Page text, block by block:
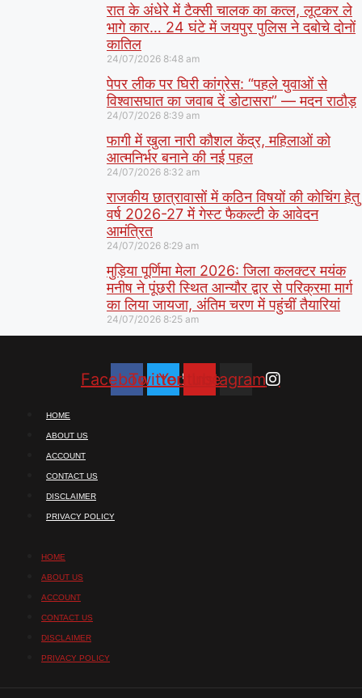
रात के अंधेरे में टैक्सी चालक का कत्ल, लूटकर ले
भागे कार… 24 घंटे में जयपुर पुलिस ने दबोचे दोनों
कातिल
24/07/2026 8:48 am
पेपर लीक पर घिरी कांग्रेस: “पहले युवाओं से
विश्वासघात का जवाब दें डोटासरा” — मदन राठौड़
24/07/2026 8:39 am
फागी में खुला नारी कौशल केंद्र, महिलाओं को
आत्मनिर्भर बनाने की नई पहल
24/07/2026 8:32 am
राजकीय छात्रावासों में कठिन विषयों की कोचिंग हेतु
वर्ष 2026-27 में गेस्ट फैकल्टी के आवेदन
आमंत्रित
24/07/2026 8:29 am
मुड़िया पूर्णिमा मेला 2026: जिला कलक्टर मयंक
मनीष ने पूंछरी स्थित आन्यौर द्वार से परिक्रमा मार्ग
का लिया जायजा, अंतिम चरण में पहुंचीं तैयारियां
24/07/2026 8:25 am
FacebookTwitterYoutubeInstagram
HOME
ABOUT US
ACCOUNT
CONTACT US
DISCLAIMER
PRIVACY POLICY
HOME
ABOUT US
ACCOUNT
CONTACT US
DISCLAIMER
PRIVACY POLICY